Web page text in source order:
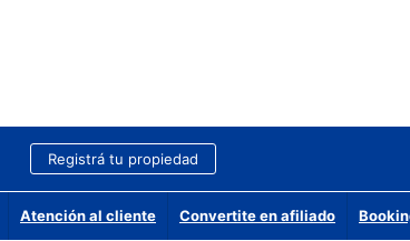
Registrá tu propiedad
Atención al cliente Convertite en afiliado